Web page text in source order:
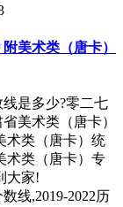
美术类（唐卡）
是多少?零二七
美术类（唐卡）
术类（唐卡）统
术类（唐卡）专
大家!